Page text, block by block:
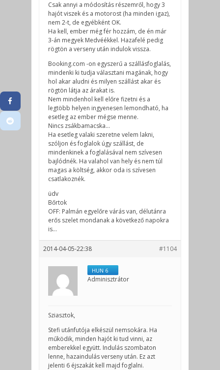
Csak annyi a módosítás részemről, hogy 3
hajót viszek és a motorost (ha minden igaz),
nem 2-t, de egyébként OK.
Ha kell, ember még fér hozzám, de én már
3-án megyek Medvéékkel. Hazafelé pedig
rögtön a verseny után indulok vissza.
Booking.com -on egyszerű a szállásfoglalás,
mindenki ki tudja választani magának, hogy
hol akar aludni és milyen szállást akar és
rögtön látja az árakat is.
Nem mindenhol kell előre fizetni és a
legtöbb helyen ingyenesen lemondható, ha
esetleg az ember mégse menne.
Nincs zsákbamacska…
Ha esetleg valaki szeretne velem lakni,
szóljon és foglalok úgy szállást, de
mindenkinek a foglalásával nem szívesen
bajlódnék. Ha valahol van hely és nem túl
magas a költség, akkor oda is szívesen
csatlakoznék.
üdv
Bőrtok
OFF: Palmán egyelőre várás van, délutánra
erős szelet mondanak a következő napokra
is…
2014-04-05-22:38 #1104
HUN 6
Adminisztrátor
Sziasztok,
Stefi utánfutója elkészül nemsokára. Ha
működik, minden hajót ki tud vinni, az
emberekkel együtt. Indulás szombaton
lenne, hazaindulás verseny után. Ez azt
jelenti 6 éjszakát kell majd foglalni.